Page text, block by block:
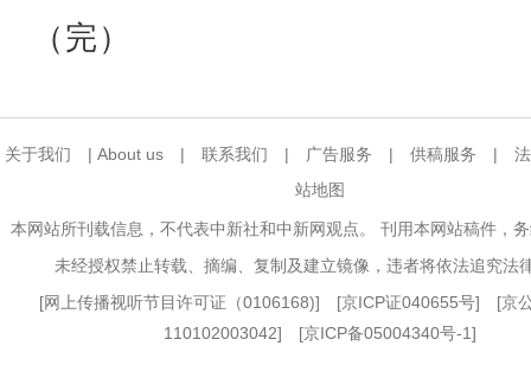
（完）
关于我们 | About us | 联系我们 | 广告服务 | 供稿服务 |
站地图
本网站所刊载信息，不代表中新社和中新网观点。 刊用本网站稿件，
未经授权禁止转载、摘编、复制及建立镜像，违者将依法追究法
[网上传播视听节目许可证（0106168)] [京ICP证040655号] [京
110102003042] [京ICP备05004340号-1]